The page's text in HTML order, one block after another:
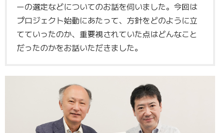
ーの選定などについてのお話を伺いました。今回は
プロジェクト始動にあたって、方針をどのように立
てていったのか、重要視されていた点はどんなこと
だったのかをお話いただきました。